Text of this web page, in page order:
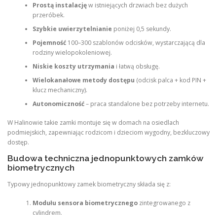
Prostą instalacjęw istniejących drzwiach bez dużych
przeróbek.
Szybkie uwierzytelnianie poniżej 0,5 sekundy.
Pojemność100–300 szablonów odcisków, wystarczającą dla
rodziny wielopokoleniowej.
Niskie koszty utrzymania i łatwą obsługę.
Wielokanałowe metody dostępu (odcisk palca + kod PIN +
klucz mechaniczny).
Autonomiczność– praca standalone bez potrzeby internetu.
W Halinowie takie zamki montuje się w domach na osiedlach
podmiejskich, zapewniając rodzicom i dzieciom wygodny, bezkluczowy
dostęp.
Budowa techniczna jednopunktowych zamków
biometrycznych
Typowy jednopunktowy zamek biometryczny składa się z:
Modułu sensora biometrycznegozintegrowanego z
cylindrem.